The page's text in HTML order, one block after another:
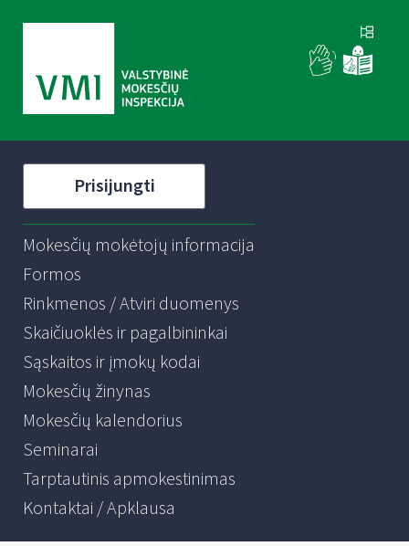
Prisijungti
Mokesčių mokėtojų informacija
Formos
Rinkmenos / Atviri duomenys
Skaičiuoklės ir pagalbininkai
Sąskaitos ir įmokų kodai
Mokesčių žinynas
Mokesčių kalendorius
Seminarai
Tarptautinis apmokestinimas
Kontaktai / Apklausa